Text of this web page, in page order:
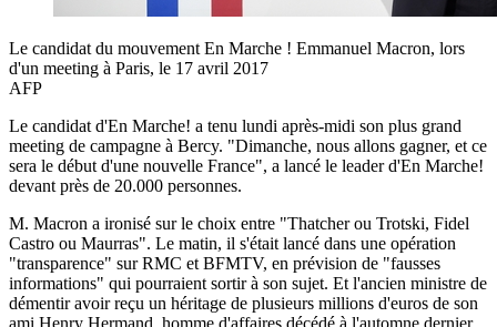
Le candidat du mouvement En Marche ! Emmanuel Macron, lors
d'un meeting à Paris, le 17 avril 2017
AFP
Le candidat d'En Marche! a tenu lundi après-midi son plus grand
meeting de campagne à Bercy. "Dimanche, nous allons gagner, et ce
sera le début d'une nouvelle France", a lancé le leader d'En Marche!
devant près de 20.000 personnes.
M. Macron a ironisé sur le choix entre "Thatcher ou Trotski, Fidel
Castro ou Maurras". Le matin, il s'était lancé dans une opération
"transparence" sur RMC et BFMTV, en prévision de "fausses
informations" qui pourraient sortir à son sujet. Et l'ancien ministre de
démentir avoir reçu un héritage de plusieurs millions d'euros de son
ami Henry Hermand, homme d'affaires décédé à l'automne dernier,